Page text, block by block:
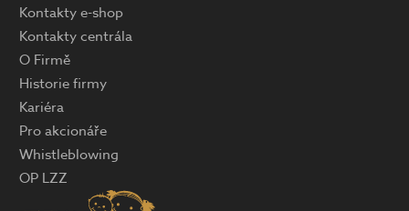
Kontakty e-shop
Kontakty centrála
O Firmě
Historie firmy
Kariéra
Pro akcionáře
Whistleblowing
OP LZZ